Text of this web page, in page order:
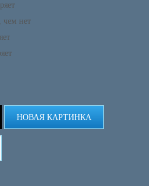
чем нет
НОВАЯ КАРТИНКА